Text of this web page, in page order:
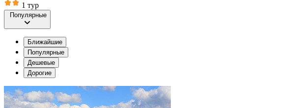
1 тур
Популярные
Ближайшие
Популярные
Дешевые
Дорогие